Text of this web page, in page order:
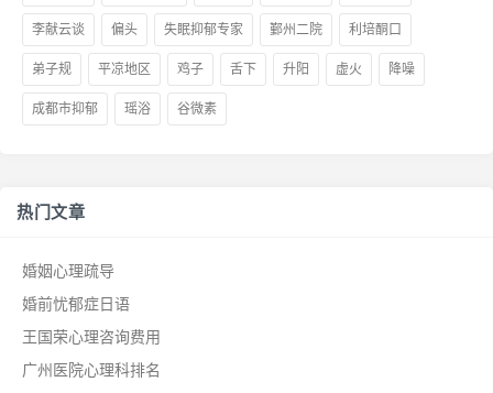
李献云谈 偏头 失眠抑郁专家 鄞州二院 利培酮口
弟子规 平凉地区 鸡子 舌下 升阳 虚火 降噪
成都市抑郁 瑶浴 谷微素
热门文章
婚姻心理疏导
婚前忧郁症日语
王国荣心理咨询费用
广州医院心理科排名